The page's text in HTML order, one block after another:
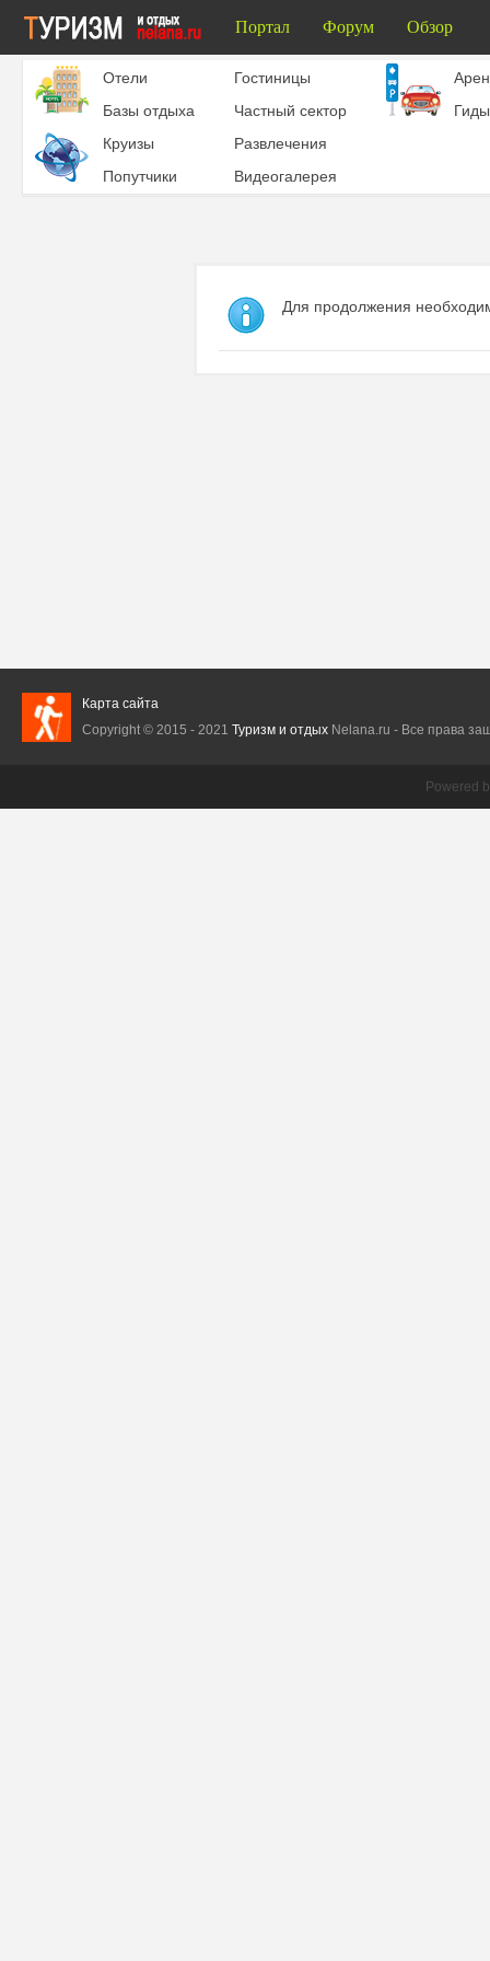
Портал Форум Обзор
Отели
Гостиницы
Базы отдыха
Частный сектор
Гиды
Круизы
Развлечения
Попутчики
Видеогалерея
Для продолжения
Карта сайта
Copyright © 2015 - 2021 Туризм и отдыхNelana.ru - Все права
Powered